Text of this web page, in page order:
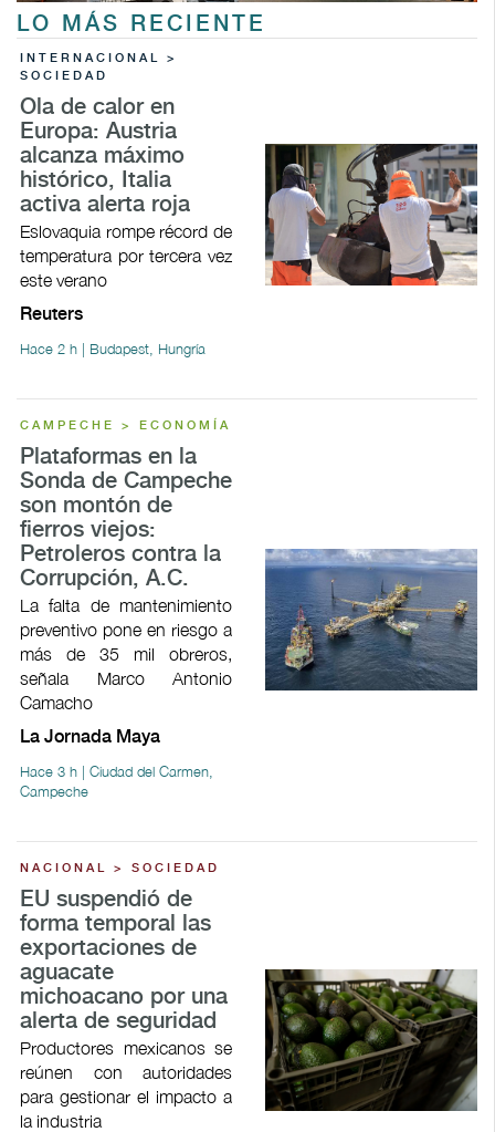
LO MÁS RECIENTE
INTERNACIONAL >
SOCIEDAD
Ola de calor en
Europa: Austria
alcanza máximo
histórico, Italia
activa alerta roja
Eslovaquia rompe récord de
temperatura por tercera vez
este verano
Reuters
Hace 2 h | Budapest, Hungría
CAMPECHE > ECONOMÍA
Plataformas en la
Sonda de Campeche
son montón de
fierros viejos:
Petroleros contra la
Corrupción, A.C.
La falta de mantenimiento
preventivo pone en riesgo a
más de 35 mil obreros,
señala Marco Antonio
Camacho
La Jornada Maya
Hace 3 h | Ciudad del Carmen,
Campeche
NACIONAL > SOCIEDAD
EU suspendió de
forma temporal las
exportaciones de
aguacate
michoacano por una
alerta de seguridad
Productores mexicanos se
reúnen con autoridades
para gestionar el impacto a
la industria